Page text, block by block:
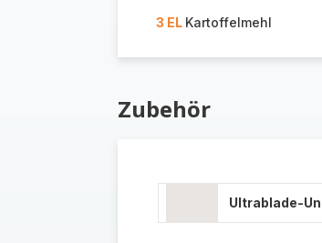
3 EL Kartoffelmehl
Zubehör
Ultrablade-